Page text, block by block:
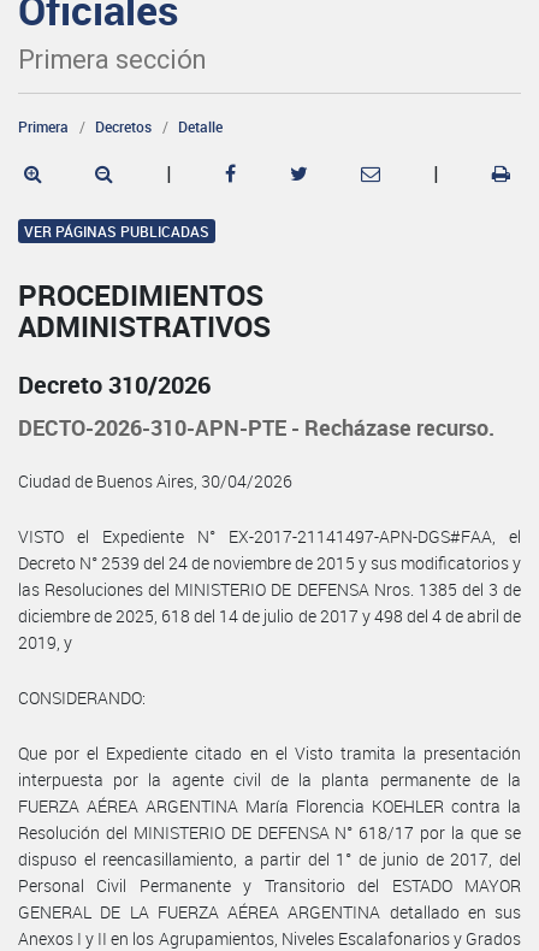
Primera sección
Primera Decretos Detalle
| |
VER PÁGINAS PUBLICADAS
PROCEDIMIENTOS
ADMINISTRATIVOS
Decreto 310/2026
DECTO-2026-310-APN-PTE - Recházase recurso.
Ciudad de Buenos Aires, 30/04/2026
VISTO el Expediente N° EX-2017-21141497-APN-DGS#FAA, el
Decreto N° 2539 del 24 de noviembre de 2015 y sus modificatorios y
las Resoluciones del MINISTERIO DE DEFENSA Nros. 1385 del 3 de
diciembre de 2025, 618 del 14 de julio de 2017 y 498 del 4 de abril de
2019, y
CONSIDERANDO:
Que por el Expediente citado en el Visto tramita la presentación
interpuesta por la agente civil de la planta permanente de la
FUERZA AÉREA ARGENTINA María Florencia KOEHLER contra la
Resolución del MINISTERIO DE DEFENSA N° 618/17 por la que se
dispuso el reencasillamiento, a partir del 1° de junio de 2017, del
Personal Civil Permanente y Transitorio del ESTADO MAYOR
GENERAL DE LA FUERZA AÉREA ARGENTINA detallado en sus
Anexos I y II en los Agrupamientos, Niveles Escalafonarios y Grados